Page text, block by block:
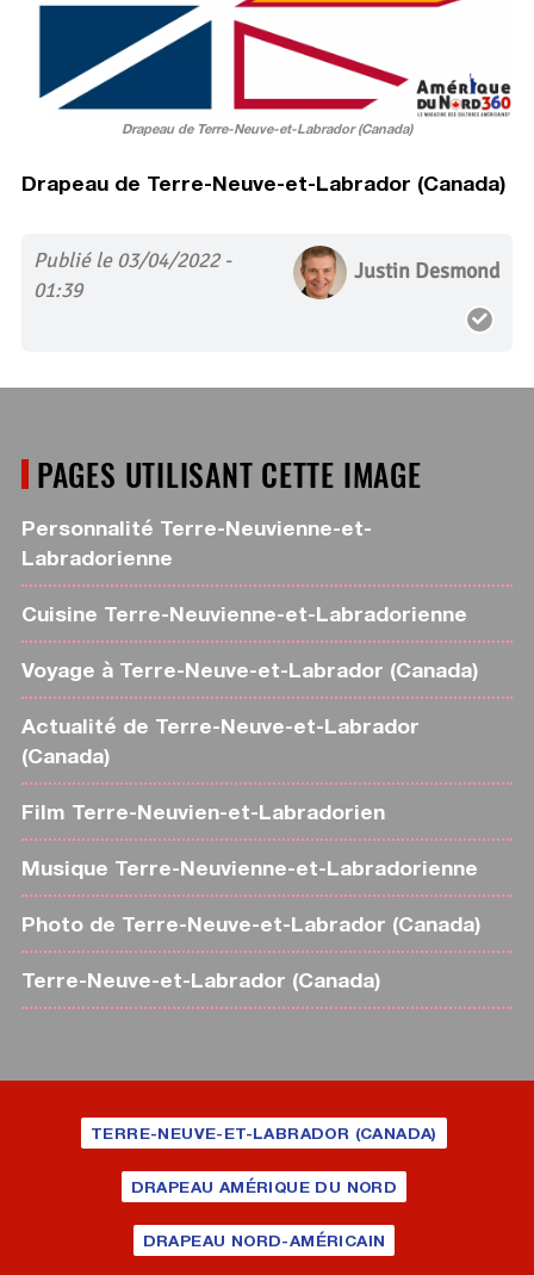
Drapeau de Terre-Neuve-et-Labrador (Canada)
Drapeau de Terre-Neuve-et-Labrador (Canada)
Publié le 03/04/2022 -
01:39
Justin Desmond
PAGES UTILISANT CETTE IMAGE
Personnalité Terre-Neuvienne-et-
Labradorienne
Cuisine Terre-Neuvienne-et-Labradorienne
Voyage à Terre-Neuve-et-Labrador (Canada)
Actualité de Terre-Neuve-et-Labrador
(Canada)
Film Terre-Neuvien-et-Labradorien
Musique Terre-Neuvienne-et-Labradorienne
Photo de Terre-Neuve-et-Labrador (Canada)
Terre-Neuve-et-Labrador (Canada)
TERRE-NEUVE-ET-LABRADOR (CANADA)
DRAPEAU AMÉRIQUE DU NORD
DRAPEAU NORD-AMÉRICAIN